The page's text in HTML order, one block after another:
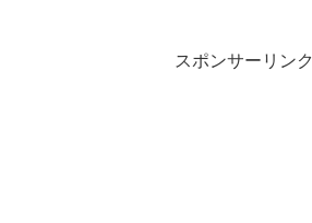
スポンサーリンク